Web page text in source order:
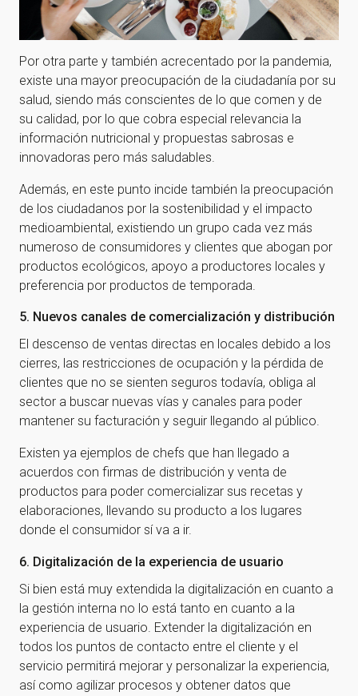
¡Gracias por suscribirte a
Por otra parte y también acrecentado por la pandemia,
existe una mayor preocupación de la ciudadanía por su
salud, siendo más conscientes de lo que comen y de
su calidad, por lo que cobra especial relevancia la
información nutricional y propuestas sabrosas e
innovadoras pero más saludables.
Además, en este punto incide también la preocupación
de los ciudadanos por la sostenibilidad y el impacto
medioambiental, existiendo un grupo cada vez más
numeroso de consumidores y clientes que abogan por
productos ecológicos, apoyo a productores locales y
preferencia por productos de temporada.
5. Nuevos canales de comercialización y distribución
El descenso de ventas directas en locales debido a los
cierres, las restricciones de ocupación y la pérdida de
clientes que no se sienten seguros todavía, obliga al
sector a buscar nuevas vías y canales para poder
mantener su facturación y seguir llegando al público.
Existen ya ejemplos de chefs que han llegado a
acuerdos con firmas de distribución y venta de
productos para poder comercializar sus recetas y
elaboraciones, llevando su producto a los lugares
donde el consumidor sí va a ir.
6. Digitalización de la experiencia de usuario
Si bien está muy extendida la digitalización en cuanto a
la gestión interna no lo está tanto en cuanto a la
experiencia de usuario. Extender la digitalización en
todos los puntos de contacto entre el cliente y el
servicio permitirá mejorar y personalizar la experiencia,
así como agilizar procesos y obtener datos que